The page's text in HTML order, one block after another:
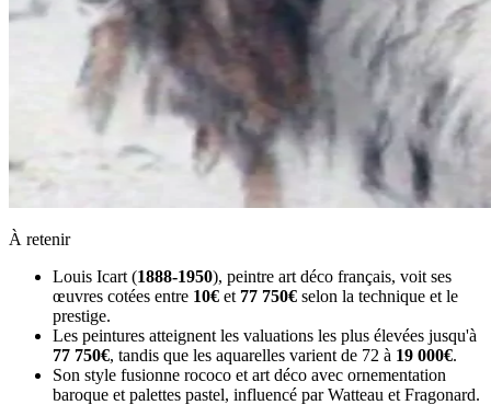
À retenir
Louis Icart (1888-1950), peintre art déco français, voit ses
œuvres cotées entre 10€ et 77 750€ selon la technique et le
prestige.
Les peintures atteignent les valuations les plus élevées jusqu'à
77 750€, tandis que les aquarelles varient de 72 à 19 000€.
Son style fusionne rococo et art déco avec ornementation
baroque et palettes pastel, influencé par Watteau et Fragonard.